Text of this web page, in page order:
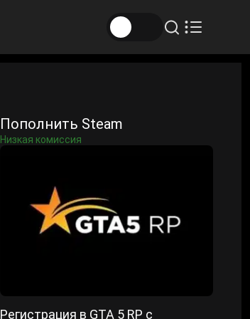
Пополнить Steam
Низкая комиссия
Регистрация в GTA 5 RP с